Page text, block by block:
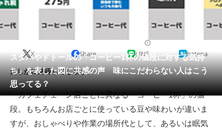
会員記事
メディア
注目記事を集めた総合ページ
ITの今と未来を見通す
スタバやドトールの「コーヒー1杯の値段に対する気持
ち」を表した図に共感の声 味にこだわらない人はこう
思ってる？
X Share LINE hatena
たしかに納得してしまう。
カフェチェーン店ごとに異なる「コーヒー1杯」の値
段。もちろんお店ごとに使っている豆や味わいが違いま
すが、おしゃべりや作業の場所代として、あるいは眠気